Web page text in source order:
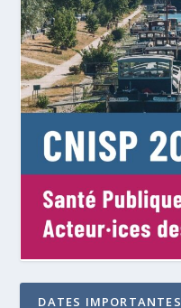
DATES IMPORTANTES